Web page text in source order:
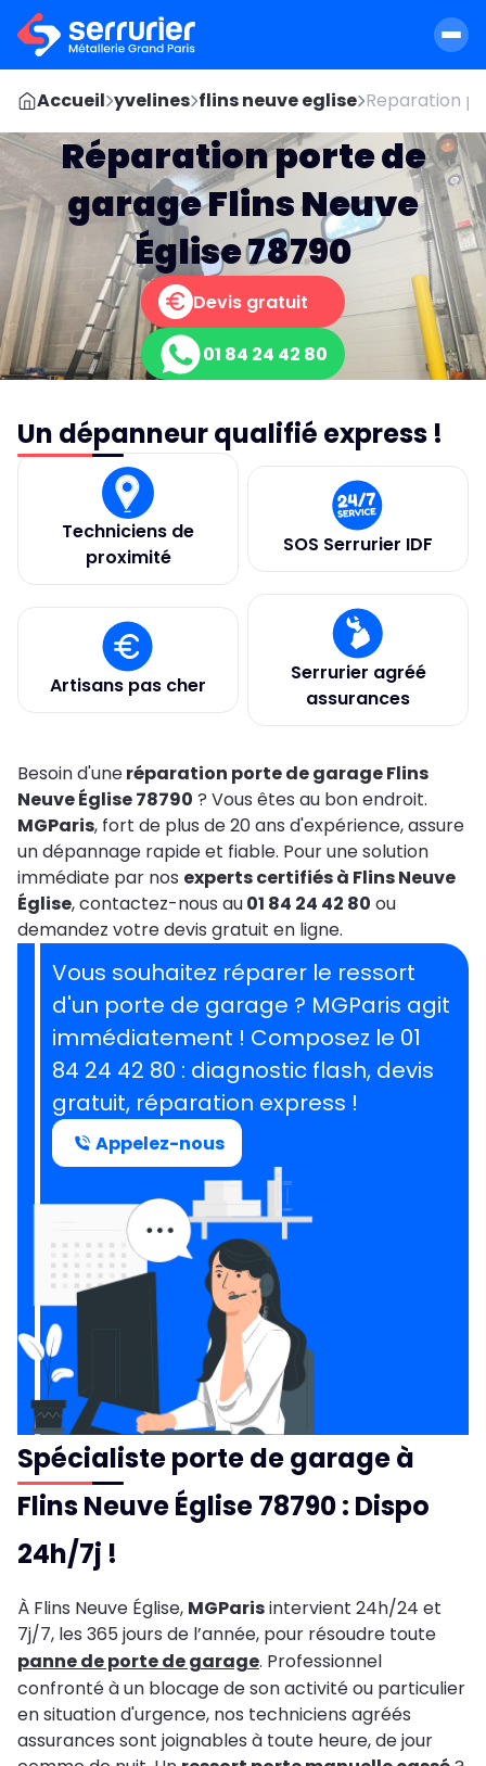
Accueil yvelines flins neuve eglise Reparation
Réparation porte de
garage Flins Neuve
Église 78790
Devis gratuit
01 84 24 42 80
Un dépanneur qualifié express !
Techniciens de
proximité
SOS Serrurier IDF
Artisans pas cher
Serrurier agréé
assurances
Besoin d'uneréparation porte de garage Flins
Neuve Église 78790 ? Vous êtes au bon endroit.
MGParis, fort de plus de 20 ans d'expérience, assure
un dépannage rapide et fiable. Pour une solution
immédiate par nos experts certifiés à Flins Neuve
Église, contactez-nous au01 84 24 42 80 ou
demandez votre devis gratuit en ligne.
Vous souhaitez réparer le ressort
d'un porte de garage ? MGParis agit
immédiatement ! Composez le 01
84 24 42 80 : diagnostic flash, devis
gratuit, réparation express !
Appelez-nous
Spécialiste porte de garage à
Flins Neuve Église 78790 : Dispo
24h/7j !
À Flins Neuve Église, MGParisintervient 24h/24 et
7j/7, les 365 jours de l’année, pour résoudre toute
panne de porte de garage. Professionnel
confronté à un blocage de son activité ou particulier
en situation d'urgence, nos techniciens agréés
assurances sont joignables à toute heure, de jour